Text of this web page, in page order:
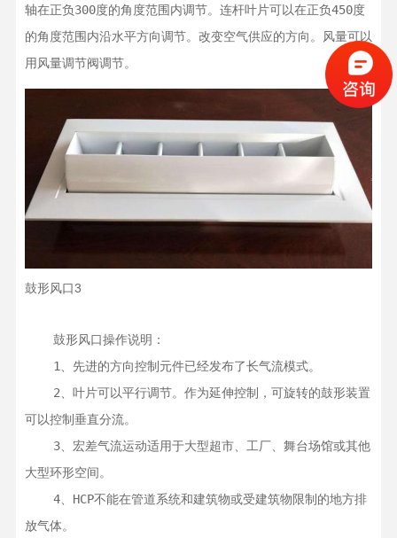
轴在正负300度的角度范围内调节。连杆叶片可以在正负450度
的角度范围内沿水平方向调节。改变空气供应的方向。风量可以
用风量调节阀调节。
鼓形风口3
可以控制垂直分流。
大型环形空间。
放气体。